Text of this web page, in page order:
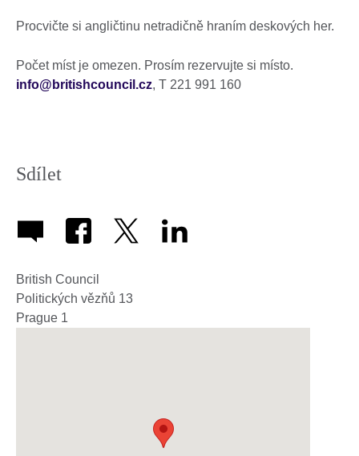
Procvičte si angličtinu netradičně hraním deskových her.
Počet míst je omezen. Prosím rezervujte si místo.
info@britishcouncil.cz, T 221 991 160
Sdílet
British Council
Politických vězňů 13
Prague 1